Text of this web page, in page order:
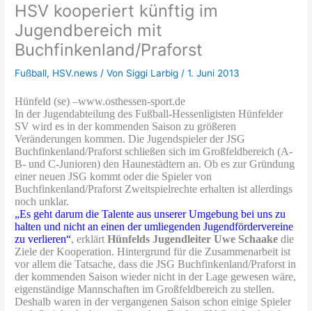
HSV kooperiert künftig im
Jugendbereich mit
Buchfinkenland/Praforst
Fußball, HSV.news / Von Siggi Larbig/1. Juni 2013
Hünfeld (se) –www.osthessen-sport.de
In der Jugendabteilung des Fußball-Hessenligisten Hünfelder
SV wird es in der kommenden Saison zu größeren
Veränderungen kommen. Die Jugendspieler der JSG
Buchfinkenland/Praforst schließen sich im Großfeldbereich (A-
B- und C-Junioren) den Haunestädtern an. Ob es zur Gründung
einer neuen JSG kommt oder die Spieler von
Buchfinkenland/Praforst Zweitspielrechte erhalten ist allerdings
noch unklar.
„Es geht darum die Talente aus unserer Umgebung bei uns zu
halten und nicht an einen der umliegenden Jugendfördervereine
zu verlieren“, erklärtHünfelds Jugendleiter Uwe Schaake die
Ziele der Kooperation. Hintergrund für die Zusammenarbeit ist
vor allem die Tatsache, dass die JSG Buchfinkenland/Praforst in
der kommenden Saison wieder nicht in der Lage gewesen wäre,
eigenständige Mannschaften im Großfeldbereich zu stellen.
Deshalb waren in der vergangenen Saison schon einige Spieler